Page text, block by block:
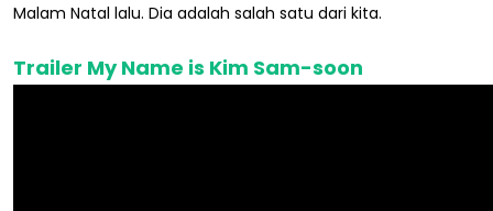
Malam Natal lalu. Dia adalah salah satu dari kita.
Trailer My Name is Kim Sam-soon